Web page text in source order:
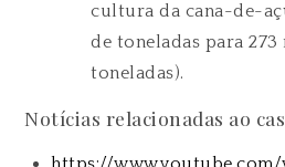
cultura da cana-de-
de toneladas para
toneladas).
Notícias relacionadas ao